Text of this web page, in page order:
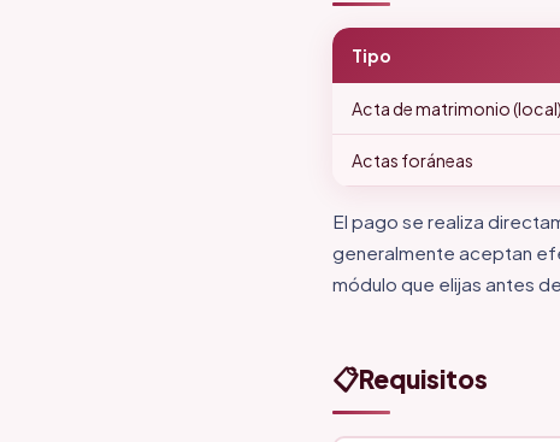
Tipo
Acta de matrimonio (local)
Actas foráneas
El pago se realiza
generalmente aceptan
módulo que elijas antes
📋Requisitos